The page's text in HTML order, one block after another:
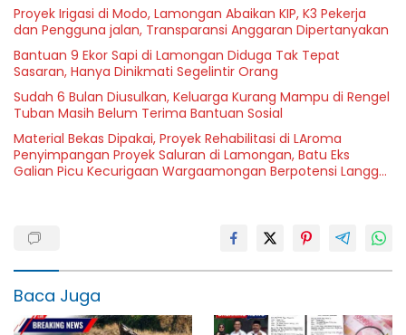
Proyek Irigasi di Modo, Lamongan Abaikan KIP, K3 Pekerja
dan Pengguna jalan, Transparansi Anggaran Dipertanyakan
Bantuan 9 Ekor Sapi di Lamongan Diduga Tak Tepat
Sasaran, Hanya Dinikmati Segelintir Orang
Sudah 6 Bulan Diusulkan, Keluarga Kurang Mampu di Rengel
Tuban Masih Belum Terima Bantuan Sosial
Material Bekas Dipakai, Proyek Rehabilitasi di LAroma
Penyimpangan Proyek Saluran di Lamongan, Batu Eks
Galian Picu Kecurigaan Wargaamongan Berpotensi Langgar
Baca Juga